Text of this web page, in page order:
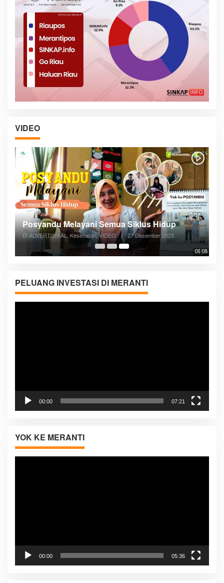
VIDEO
05:08
Posyandu Melayani Semua Siklus Hidup
Di ADVERTORIAL, Kesehatan, VIDEO | 27 Desember 2023
PELUANG INVESTASI DI MERANTI
00:00 07:21
YOK KE MERANTI
00:00 05:36